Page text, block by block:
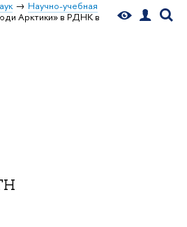
Научно-учебная
Арктики» в РДНК в